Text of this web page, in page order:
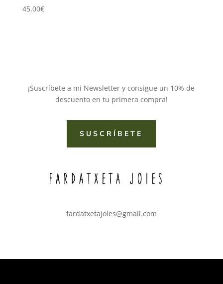
45,00€
¡Suscríbete a mi Newsletter y consigue un 10% de
descuento en tu primera compra!
SUSCRÍBETE
fardatxetajoies@gmail.com